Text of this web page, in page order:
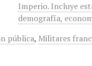
Imperio. Incluye
demografía,
pública, Militares